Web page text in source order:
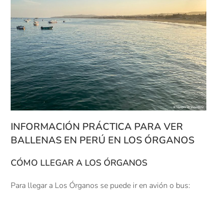
INFORMACIÓN PRÁCTICA PARA VER
BALLENAS EN PERÚ EN LOS ÓRGANOS
CÓMO LLEGAR A LOS ÓRGANOS
Para llegar a Los Órganos se puede ir en avión o bus: